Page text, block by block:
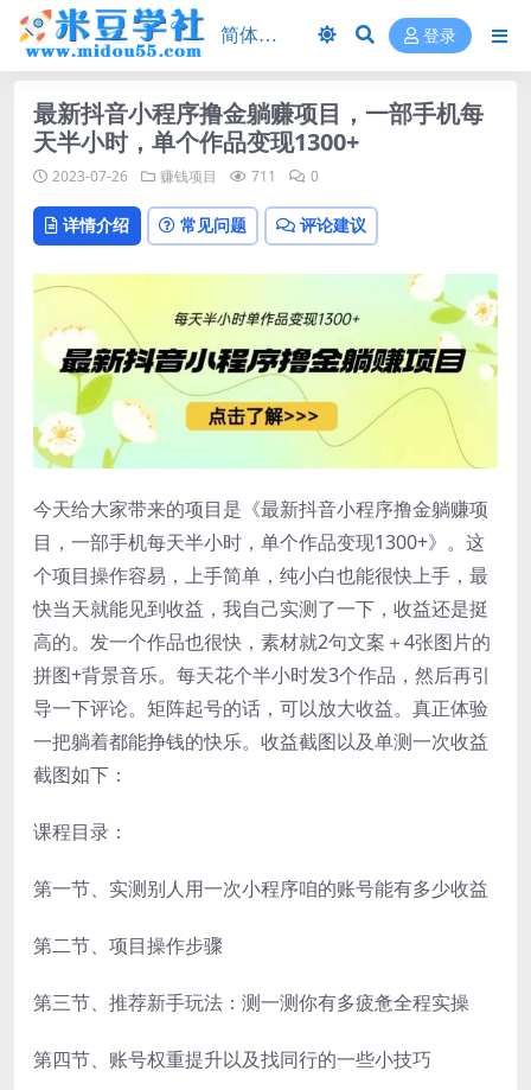
登录
最新抖音小程序撸金躺赚项目，一部手机每
天半小时，单个作品变现1300+
2023-07-26 赚钱项目 711 0
详情介绍 常见问题 评论建议
今天给大家带来的项目是《最新抖音小程序撸金躺赚项
目，一部手机每天半小时，单个作品变现1300+》。这
个项目操作容易，上手简单，纯小白也能很快上手，最
快当天就能见到收益，我自己实测了一下，收益还是挺
高的。发一个作品也很快，素材就2句文案＋4张图片的
拼图+背景音乐。每天花个半小时发3个作品，然后再引
导一下评论。矩阵起号的话，可以放大收益。真正体验
一把躺着都能挣钱的快乐。收益截图以及单测一次收益
截图如下：
课程目录：
第一节、实测别人用一次小程序咱的账号能有多少收益
第二节、项目操作步骤
第三节、推荐新手玩法：测一测你有多疲惫全程实操
第四节、账号权重提升以及找同行的一些小技巧